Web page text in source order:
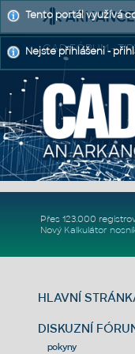
CAD FÓRUM -
Přes 123.000
Nový Kalkulátor
HLAVNÍ
DISKUZNÍ
pokyny
Tento portál využívá
Nejste přihlášeni -